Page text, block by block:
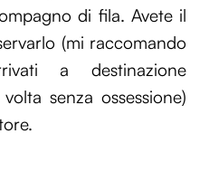
di fila. Avete il
(mi raccomando
a destinazione
senza ossessione)